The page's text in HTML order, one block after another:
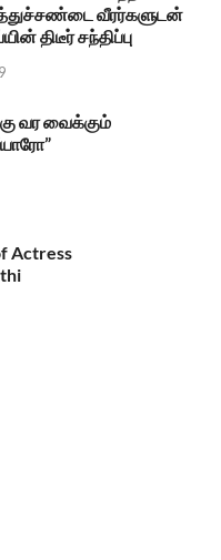
வீரர்களுடன்
திடீர் சந்திப்பு
வர வைக்கும்
Actress